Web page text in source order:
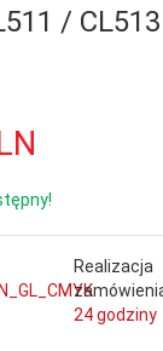
/
Realizacja
24 godziny